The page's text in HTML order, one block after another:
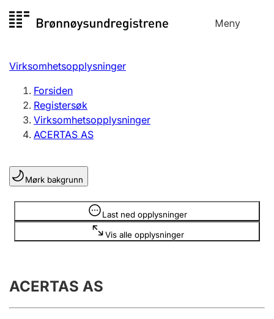
til
Meny
Registersøk
Aksjeselskap
Enkeltpersonforetak
Registrere, endre, slette
Lag og forening
Registrere, endre, slette
Årsregnskap
Innsending og forsinkelsesgebyr
Virksomhetsopplysninger
Forsiden
Registersøk
Virksomhetsopplysninger
ACERTAS AS
Mørk bakgrunn
Last ned opplysninger
Vis alle opplysninger
Opplysninger er skjult
ACERTAS AS